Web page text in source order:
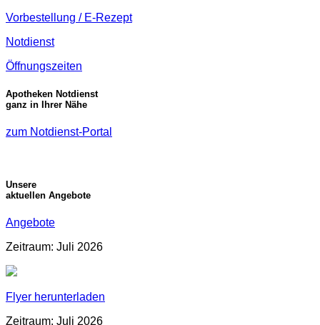
Vorbestellung / E-Rezept
Notdienst
Öffnungszeiten
Apotheken Notdienst
ganz in Ihrer Nähe
zum Notdienst-Portal
Unsere
aktuellen Angebote
Angebote
Zeitraum: Juli 2026
Flyer herunterladen
Zeitraum: Juli 2026